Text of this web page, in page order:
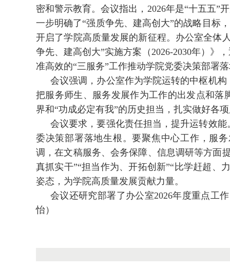
密和警示教育。会议指出， 2026年是“十五五”
一步明确了“强质争先、建高创大”的战略目标
开启了学院高质量发展的新征程。 办公室全体
争先、建高创大”实施方案（2026-2030年）》，
准高效的“三服务”工作推动学院党委决策部署
会议强调，办公室作为学院运转的中枢机
把服务师生、服务发展作为工作的出发点和落
界和“功成必定有我”的历史担当，扎实做好各
会议要求，要强化责任担当，提升运转效
委决策部署落地生根。要聚焦中心工作，服
调，在文稿服务、会务保障、信息调研等方面
真抓实干”“担当作为、开拓创新”“比学赶超、
姿态，为学院高质量发展贡献力量。
会议还研究部署了办公室2026年度重点工
怡）